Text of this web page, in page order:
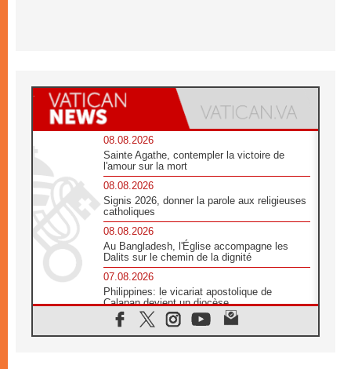
08.08.2026
Sainte Agathe, contempler la victoire de
l'amour sur la mort
08.08.2026
Signis 2026, donner la parole aux religieuses
catholiques
08.08.2026
Au Bangladesh, l'Église accompagne les
Dalits sur le chemin de la dignité
07.08.2026
Philippines: le vicariat apostolique de
Calapan devient un diocèse
07.08.2026
Congo-Brazzaville : le 15 août, entre